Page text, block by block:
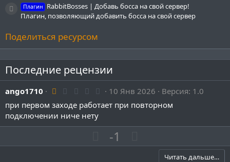
Иконка ресурса
Плагин
RabbitBosses | Добавь босса на свой сервер!
Плагин, позволяющий добавить босса на свой сервер
Поделиться ресурсом
Последние рецензии
ango1710 1
0
в
з
10 Янв 2026
Версия: 1.0
при первом заходе работает при повторном
подключении ниче нету
П
о
-1
е
Читать дальше…